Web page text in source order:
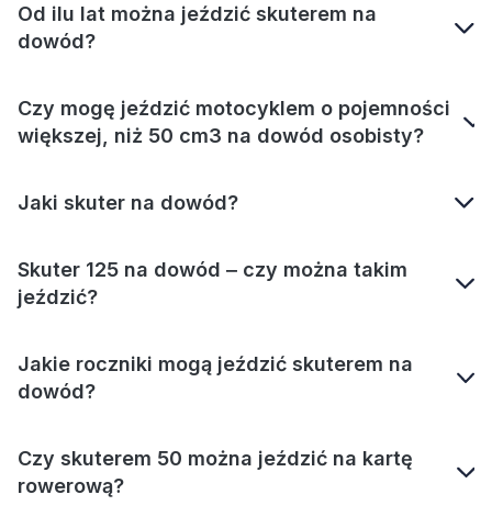
Od ilu lat można jeździć skuterem na
dowód?
Czy mogę jeździć motocyklem o pojemności
większej, niż 50 cm3 na dowód osobisty?
Jaki skuter na dowód?
Skuter 125 na dowód ‒ czy można takim
jeździć?
Jakie roczniki mogą jeździć skuterem na
dowód?
Czy skuterem 50 można jeździć na kartę
rowerową?